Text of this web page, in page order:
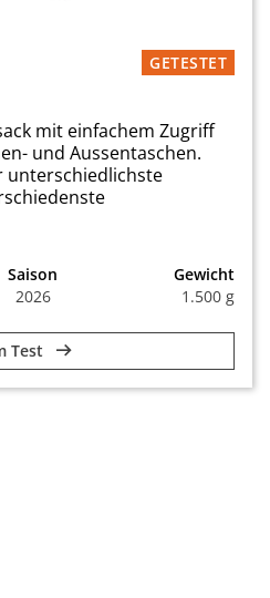
GETESTET
mit einfachem Zugriff
und Aussentaschen.
unterschiedlichste
Saison
2026
Gewicht
1.500 g
Test